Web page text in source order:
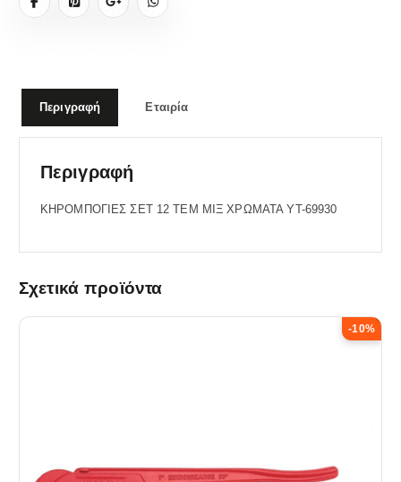
Περιγραφή Εταιρία
Περιγραφή
ΚΗΡΟΜΠΟΓΙΕΣ ΣΕΤ 12 ΤΕΜ MIΞ ΧΡΩΜΑΤΑ YT-69930
Σχετικά προϊόντα
-10%